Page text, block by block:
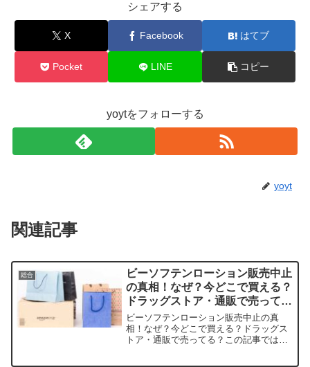
シェアする
X Facebook はてブ
Pocket LINE コピー
yoytをフォローする
yoyt
関連記事
総合
ビーソフテンローション販売中止
の真相！なぜ？今どこで買える？
ドラッグストア・通販で売って
る？
ビーソフテンローション販売中止の真
相！なぜ？今どこで買える？ドラッグス
トア・通販で売ってる？この記事ではビ